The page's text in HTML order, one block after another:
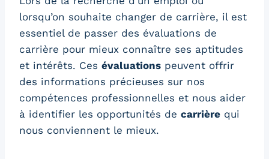
lorsqu’on souhaite changer de carrière, il est
essentiel de passer des évaluations de
carrière pour mieux connaître ses aptitudes
et intérêts. Ces évaluations peuvent offrir
des informations précieuses sur nos
compétences professionnelles et nous aider
à identifier les opportunités de carrière qui
nous conviennent le mieux.